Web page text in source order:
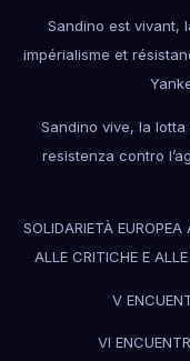
Sandino est vivant,
impérialisme et
Sandino vive, la
resistenza contro
SOLIDARIETÀ
ALLE CRITICHE E ALLE
V
VI